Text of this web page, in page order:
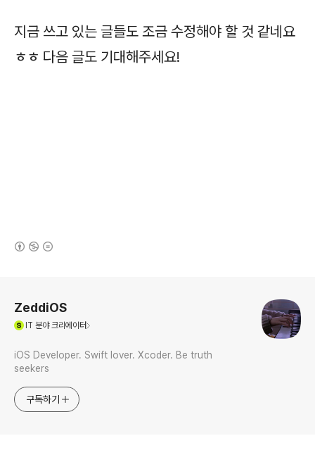
지금 쓰고 있는 글들도 조금 수정해야 할 것 같네요
ㅎㅎ 다음 글도 기대해주세요!
ZeddiOS
IT 분야 크리에이터
iOS Developer. Swift lover. Xcoder. Be truth
seekers
구독하기